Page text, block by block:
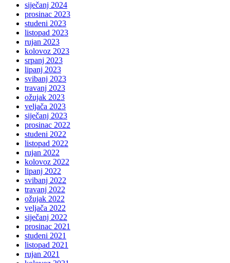
siječanj 2024
prosinac 2023
studeni 2023
listopad 2023
rujan 2023
kolovoz 2023
srpanj 2023
lipanj 2023
svibanj 2023
travanj 2023
ožujak 2023
veljača 2023
siječanj 2023
prosinac 2022
studeni 2022
listopad 2022
rujan 2022
kolovoz 2022
lipanj 2022
svibanj 2022
travanj 2022
ožujak 2022
veljača 2022
siječanj 2022
prosinac 2021
studeni 2021
listopad 2021
rujan 2021